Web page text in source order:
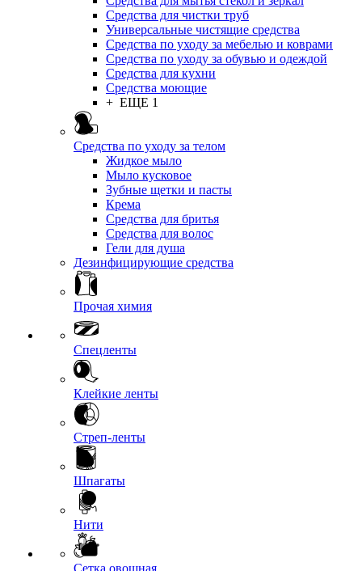
Средства для чистки труб
Универсальные чистящие средства
Средства по уходу за мебелью и коврами
Средства по уходу за обувью и одеждой
Средства для кухни
Средства моющие
+ ЕЩЕ 1
Средства по уходу за телом
Жидкое мыло
Мыло кусковое
Зубные щетки и пасты
Крема
Средства для бритья
Средства для волос
Гели для душа
Дезинфицирующие средства
Прочая химия
Спецленты
Клейкие ленты
Стреп-ленты
Шпагаты
Нити
Сетка овощная